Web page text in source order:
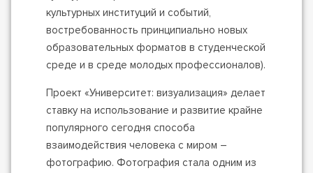
культурных институций и событий,
востребованность принципиально новых
образовательных форматов в студенческой
среде и в среде молодых профессионалов).
Проект «Университет: визуализация» делает
ставку на использование и развитие крайне
популярного сегодня способа
взаимодействия человека с миром –
фотографию. Фотография стала одним из